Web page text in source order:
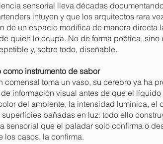
sensorial lleva décadas
intuyen y que los arquitectos rara
de un espacio modifica de manera directa
quien lo ocupa. No de forma poética, sino
y, sobre todo, diseñable.
como instrumento de sabor
comensal toma un vaso, su cerebro ya ha
información visual antes de que el líquido
del ambiente, la intensidad lumínica, el
superficies bañadas en luz: todo ello
sensorial que el paladar solo confirma o
los casos, la confirma.